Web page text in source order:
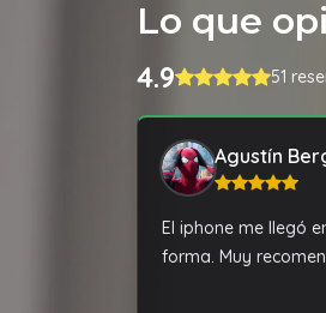
Lo que
4.9 51
Agustín
El iphone me llegó
forma. Muy